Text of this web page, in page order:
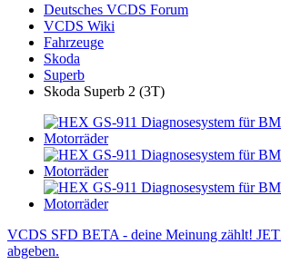
Deutsches VCDS Forum
VCDS Wiki
Fahrzeuge
Skoda
Superb
Skoda Superb 2 (3T)
VCDS SFD BETA - deine Meinung zählt!
abgeben.